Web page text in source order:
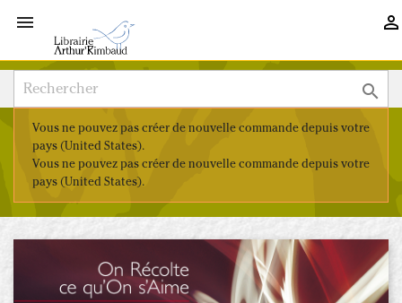
 

Vous ne pouvez pas créer de nouvelle commande depuis votre
pays (United States).
Vous ne pouvez pas créer de nouvelle commande depuis votre
pays (United States).